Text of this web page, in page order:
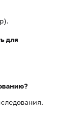
для